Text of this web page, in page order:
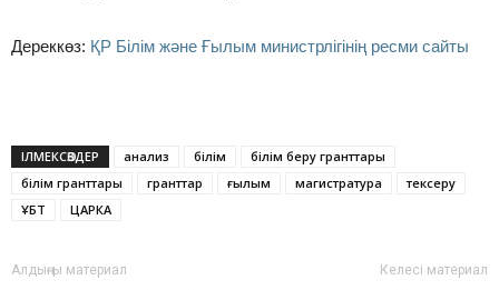
Дереккөз: ҚР Білім және Ғылым министрлігінің ресми сайты
ІЛМЕКСӨЗДЕР анализ білім
білім беру гранттары
білім гранттары
гранттар ғылым магистратура
тексеру
ҰБТ
ЦАРКА
Алдыңғы материал Келесі материал